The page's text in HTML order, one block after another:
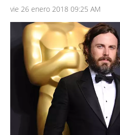
vie 26 enero 2018 09:25 AM